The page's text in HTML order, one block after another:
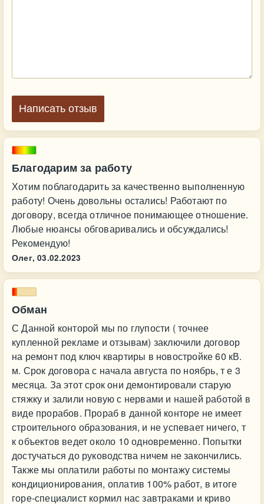
Благодарим за работу
Хотим поблагодарить за качественно выполненную
работу! Очень довольны остались! Работают по
договору, всегда отличное понимающее отношение.
Любые нюансы обговаривались и обсуждались!
Рекомендую!
Олег, 03.02.2023
Обман
С Данной конторой мы по глупости ( точнее
купленной рекламе и отзывам) заключили договор
на ремонт под ключ квартиры в новостройке 60 кВ.
м. Срок договора с начала августа по ноябрь, т е 3
месяца. За этот срок они демонтировали старую
стяжку и залили новую с нервами и нашей работой в
виде прорабов. Прораб в данной конторе не имеет
строительного образования, и не успевает ничего, т
к объектов ведет около 10 одновременно. Попытки
достучаться до руководства ничем не закончились.
Также мы оплатили работы по монтажу системы
кондиционирования, оплатив 100% работ, в итоге
горе-специалист кормил нас завтраками и криво
Написать отзыв